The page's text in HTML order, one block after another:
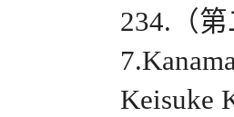
234.（
Keisuke